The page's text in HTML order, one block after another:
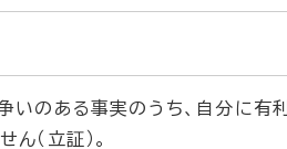
いのある事実のうち、自分に
ん（立証）。